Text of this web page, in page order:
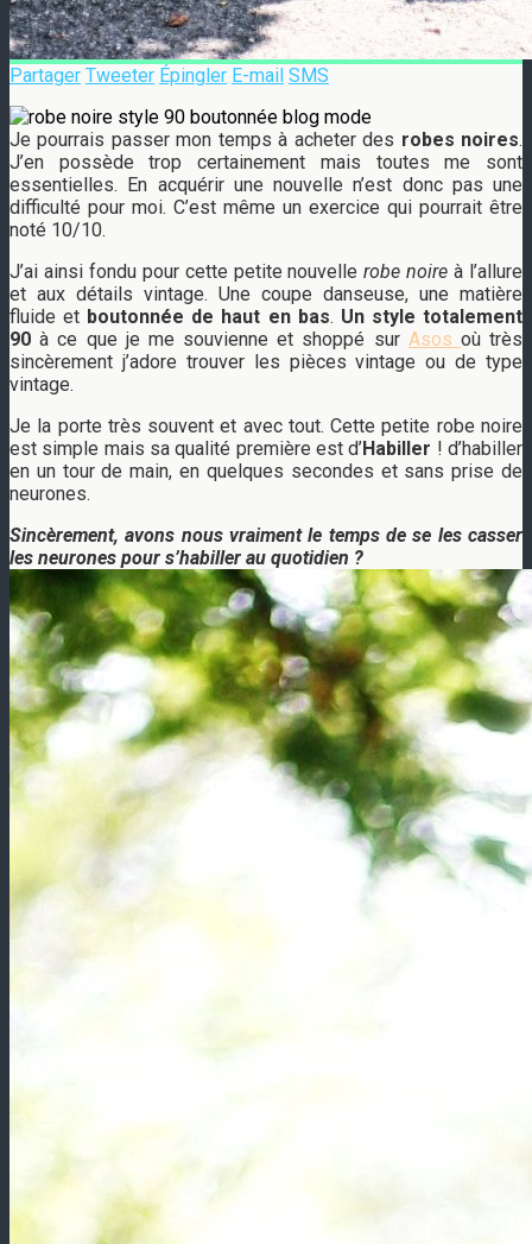
Partager Tweeter Épingler E-mail SMS
Je pourrais passer mon temps à acheter des robes noires.
J’en possède trop certainement mais toutes me sont
essentielles. En acquérir une nouvelle n’est donc pas une
difficulté pour moi. C’est même un exercice qui pourrait être
noté 10/10.
J’ai ainsi fondu pour cette petite nouvellerobe noire à l’allure
et aux détails vintage. Une coupe danseuse, une matière
fluide et boutonnée de haut en bas. Un style totalement
90 à ce que je me souvienne et shoppé sur Asos où très
sincèrement j’adore trouver les pièces vintage ou de type
vintage.
Je la porte très souvent et avec tout. Cette petite robe noire
est simple mais sa qualité première est d’Habiller ! d’habiller
en un tour de main, en quelques secondes et sans prise de
neurones.
Sincèrement, avons nous vraiment le temps de se les casser
les neurones pour s’habiller au quotidien ?